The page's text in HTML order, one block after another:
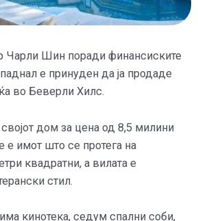
Чарли Шин поради финансиските
е принуден да ја продаде
во Беверли Хилс.
дом за цена од 8,5 милини
имот што се протега на
квадратни, а вилата е
стил.
кинотека, седум спални соби,